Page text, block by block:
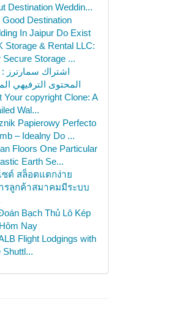
Destination Weddin...
Good Destination
In Jaipur Do Exist
Storage & Rental LLC:
Secure Storage ...
اشتراك سمارترز :
المحتوى الترفيهي
Your copyright Clone: A
Wal...
Papierowy Perfecto
– Idealny Do ...
Floors One Particular
Earth Se...
ซต์ สล็อตแตกง่าย
รลูกค้าสมาคมมีระบบ
Bạch Thủ Lô Kép
Nay
Flight Lodgings with
Shuttl...